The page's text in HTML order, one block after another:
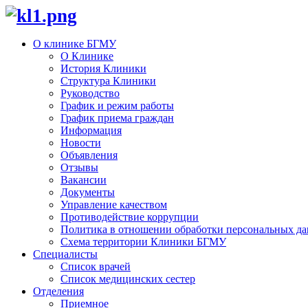
О клинике БГМУ
О Клинике
История Клиники
Структура Клиники
Руководство
График и режим работы
График приема граждан
Информация
Новости
Объявления
Отзывы
Вакансии
Документы
Управление качеством
Противодействие коррупции
Политика в отношении обработки персональных
Схема территории Клиники БГМУ
Специалисты
Список врачей
Список медицинских сестер
Отделения
Приемное